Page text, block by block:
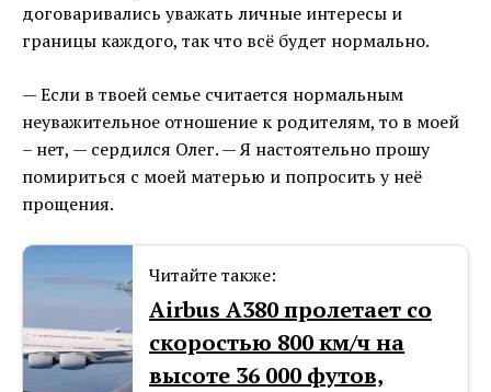
договаривались уважать личные интересы и
границы каждого, так что всё будет нормально.
— Если в твоей семье считается нормальным
неуважительное отношение к родителям, то в моей
– нет, — сердился Олег. — Я настоятельно прошу
помириться с моей матерью и попросить у неё
прощения.
Читайте также:
Airbus А380 пролетает со
скоростью 800 км/ч на
высоте 36 000 футов,